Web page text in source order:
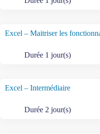
Excel – Maitriser les
Durée 1 jour(s)
Excel – Intermédiaire
Durée 2 jour(s)